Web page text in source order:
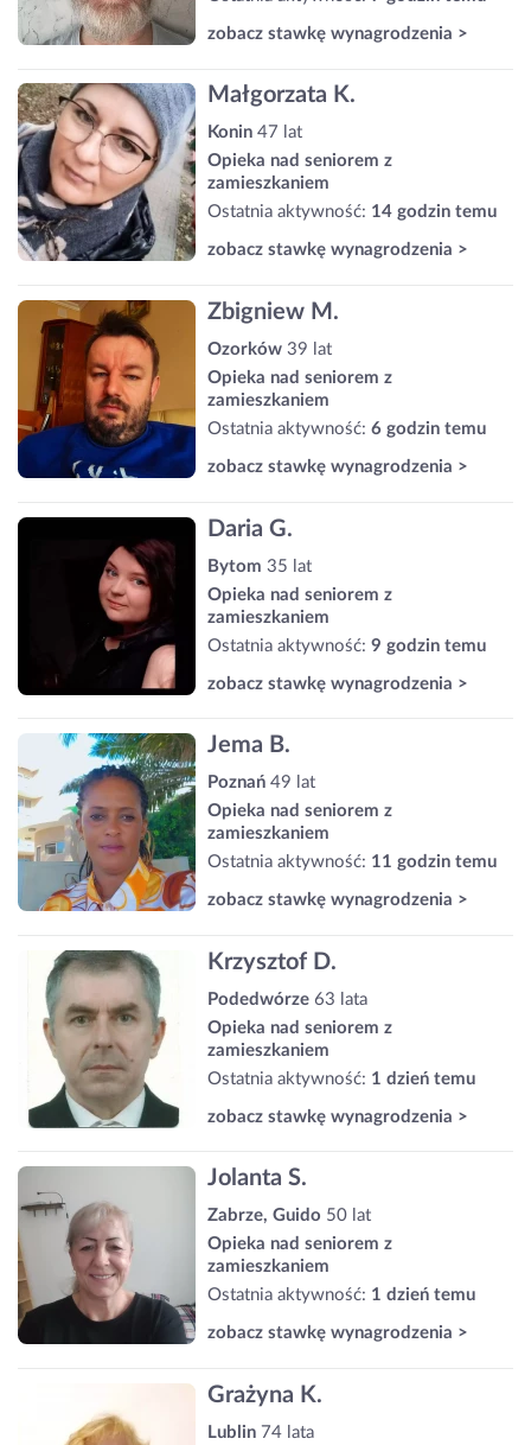
zobacz stawkę wynagrodzenia >
Małgorzata K.
Konin 47 lat
Opieka nad seniorem z
zamieszkaniem
Ostatnia aktywność: 14 godzin temu
zobacz stawkę wynagrodzenia >
Zbigniew M.
Ozorków 39 lat
Opieka nad seniorem z
zamieszkaniem
Ostatnia aktywność: 6 godzin temu
zobacz stawkę wynagrodzenia >
Daria G.
Bytom 35 lat
Opieka nad seniorem z
zamieszkaniem
Ostatnia aktywność: 9 godzin temu
zobacz stawkę wynagrodzenia >
Jema B.
Poznań 49 lat
Opieka nad seniorem z
zamieszkaniem
Ostatnia aktywność: 11 godzin temu
zobacz stawkę wynagrodzenia >
Krzysztof D.
Podedwórze 63 lata
Opieka nad seniorem z
zamieszkaniem
Ostatnia aktywność: 1 dzień temu
zobacz stawkę wynagrodzenia >
Jolanta S.
Zabrze, Guido 50 lat
Opieka nad seniorem z
zamieszkaniem
Ostatnia aktywność: 1 dzień temu
zobacz stawkę wynagrodzenia >
Grażyna K.
Lublin 74 lata